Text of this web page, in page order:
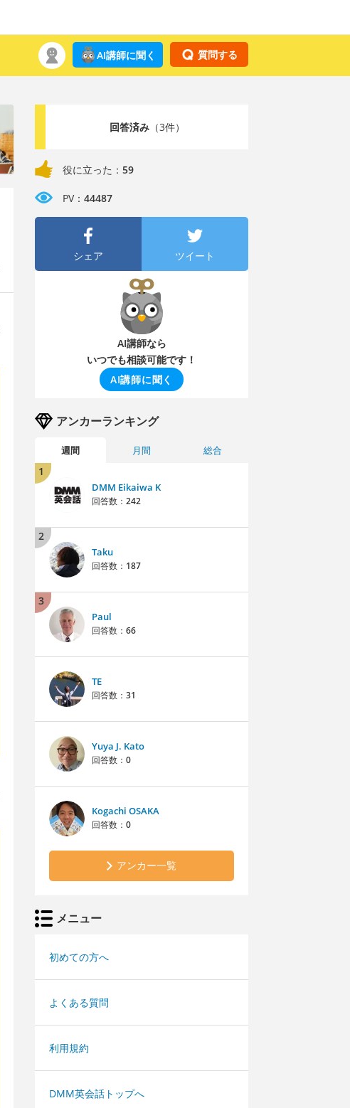
質問する
AI講師に聞く
回答済み（3件）
役に立った： 59
PV： 44487
シェア ツイート
AI講師なら
いつでも相談可能です！
AI講師に聞く
アンカーランキング
週間 月間 総合
1
DMM Eikaiwa K
回答数： 242
2
Taku
回答数： 187
3
Paul
回答数： 66
TE
回答数： 31
Yuya J. Kato
回答数： 0
Kogachi OSAKA
回答数： 0
アンカー一覧
メニュー
初めての方へ
よくある質問
利用規約
DMM英会話トップへ